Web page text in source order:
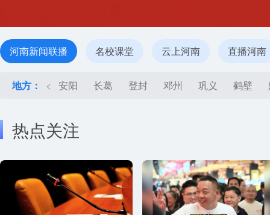
河南新闻联播 名校课堂 云上河南 直播河南
地方： < 安阳 长葛 登封 邓州 巩义 鹤壁
热点关注